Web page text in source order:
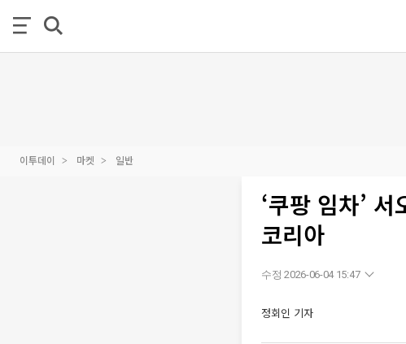
이투데이 마켓 일반
‘쿠팡 임차’
코리아
수정 2026-06-04 15:47
정회인 기자